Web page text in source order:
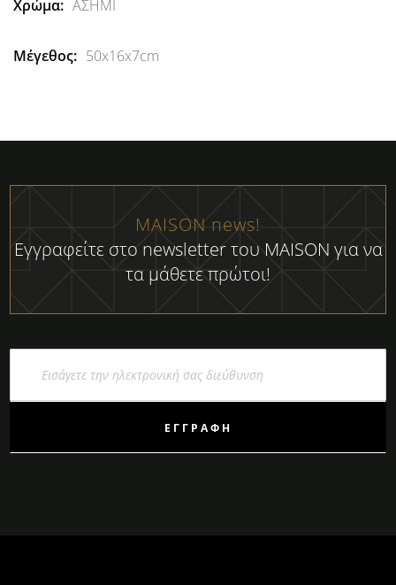
ΑΣΗΜΙ
50x16x7cm
MAISON news!
Εγγραφείτε στο newsletter του MAISON για να
τα μάθετε πρώτοι!
ΕΓΓΡΑΦΉ